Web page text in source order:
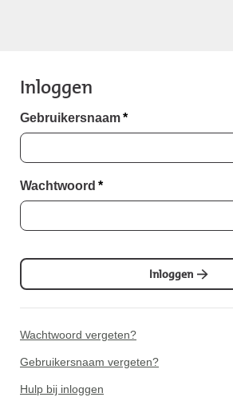
Inloggen
Gebruikersnaam*
Wachtwoord *
Inloggen
Wachtwoord vergeten?
Gebruikersnaam vergeten?
Hulp bij inloggen